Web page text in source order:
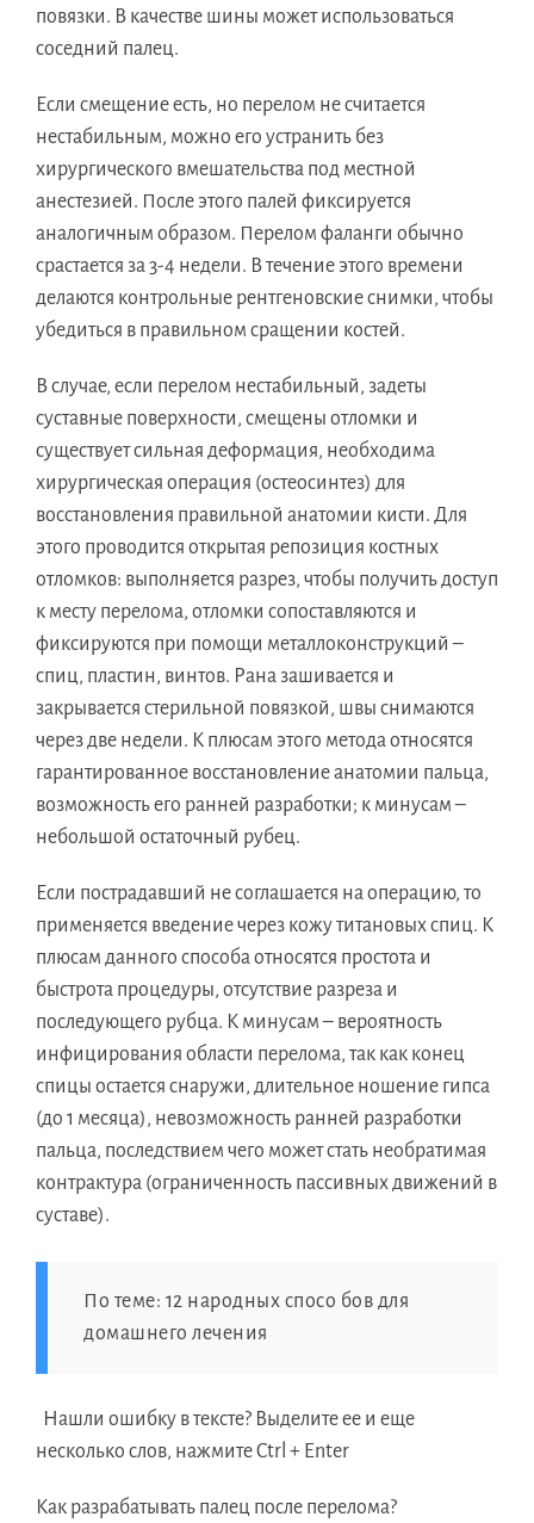
повязки. В качестве шины может использоваться
соседний палец.
Если смещение есть, но перелом не считается
нестабильным, можно его устранить без
хирургического вмешательства под местной
анестезией. После этого палей фиксируется
аналогичным образом. Перелом фаланги обычно
срастается за 3-4 недели. В течение этого времени
делаются контрольные рентгеновские снимки, чтобы
убедиться в правильном сращении костей.
В случае, если перелом нестабильный, задеты
суставные поверхности, смещены отломки и
существует сильная деформация, необходима
хирургическая операция (остеосинтез) для
восстановления правильной анатомии кисти. Для
этого проводится открытая репозиция костных
отломков: выполняется разрез, чтобы получить доступ
к месту перелома, отломки сопоставляются и
фиксируются при помощи металлоконструкций –
спиц, пластин, винтов. Рана зашивается и
закрывается стерильной повязкой, швы снимаются
через две недели. К плюсам этого метода относятся
гарантированное восстановление анатомии пальца,
возможность его ранней разработки; к минусам –
небольшой остаточный рубец.
Если пострадавший не соглашается на операцию, то
применяется введение через кожу титановых спиц. К
плюсам данного способа относятся простота и
быстрота процедуры, отсутствие разреза и
последующего рубца. К минусам – вероятность
инфицирования области перелома, так как конец
спицы остается снаружи, длительное ношение гипса
(до 1 месяца), невозможность ранней разработки
пальца, последствием чего может стать необратимая
контрактура (ограниченность пассивных движений в
суставе).
По теме: 12 народных спосо бов для
домашнего лечения
Нашли ошибку в тексте? Выделите ее и еще
несколько слов, нажмите Ctrl + Enter
Как разрабатывать палец после перелома?